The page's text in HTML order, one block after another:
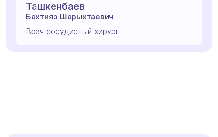
Ташкенбаев
Бахтияр Шарыхтаевич
Врач сосудистый хирург